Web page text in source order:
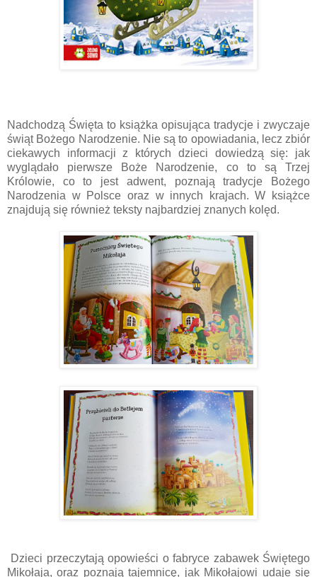
Nadchodzą Święta to książka opisująca tradycje i zwyczaje
świąt Bożego Narodzenie. Nie są to opowiadania, lecz zbiór
ciekawych informacji z których dzieci dowiedzą się: jak
wyglądało pierwsze Boże Narodzenie, co to są Trzej
Królowie, co to jest adwent, poznają tradycje Bożego
Narodzenia w Polsce oraz w innych krajach. W książce
znajdują się również teksty najbardziej znanych kolęd.
Dzieci przeczytają opowieści o fabryce zabawek Świętego
Mikołaja, oraz poznają tajemnicę, jak Mikołajowi udaje się